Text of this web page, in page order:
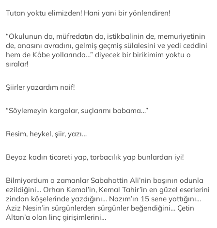
Tutan yoktu elimizden! Hani yani bir yönlendiren!
“Okulunun da, müfredatın da, istikbalinin de, memuriyetinin
de, anasını avradını, gelmiş geçmiş sülalesini ve yedi ceddini
hem de Kâbe yollarında…” diyecek bir birikimim yoktu o
sıralar!
Şiirler yazardım naif!
“Söylemeyin kargalar, suçlarımı babama…”
Resim, heykel, şiir, yazı…
Beyaz kadın ticareti yap, torbacılık yap bunlardan iyi!
Bilmiyordum o zamanlar Sabahattin Ali’nin başının odunla
ezildiğini… Orhan Kemal’in, Kemal Tahir’in en güzel eserlerini
zindan köşelerinde yazdığını… Nazım’ın 15 sene yattığını…
Aziz Nesin’in sürgünlerden sürgünler beğendiğini… Çetin
Altan’a olan linç girişimlerini…